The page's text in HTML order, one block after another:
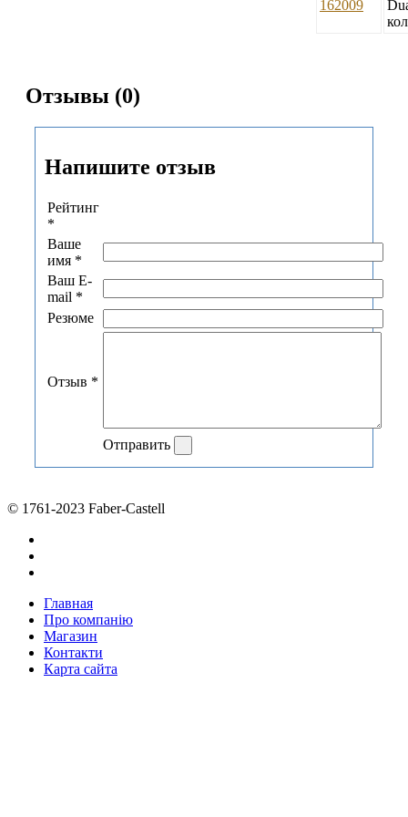
162009
Отзывы (0)
Напишите отзыв
Рейтинг
*
Ваше
имя *
Ваш E-
mail *
Резюме
Отзыв *
Отправить
© 1761-2023 Faber-Castell
Главная
Про компанію
Магазин
Контакти
Карта сайта